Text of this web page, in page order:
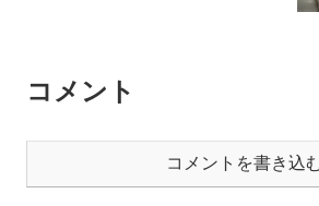
コメント
コメントを書き込